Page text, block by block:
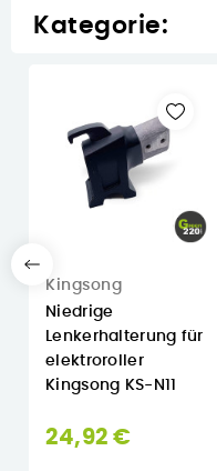
Kategorie:
Kingsong
Niedrige
Lenkerhalterung für
elektroroller
Kingsong KS-N11
24,92 €